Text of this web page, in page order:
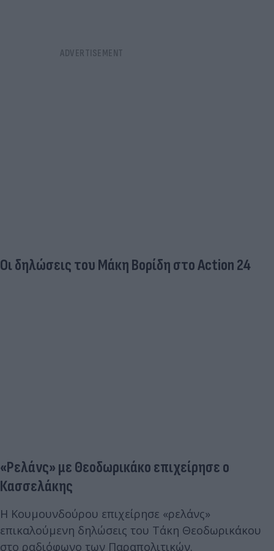
Οι δηλώσεις του Μάκη Βορίδη στο Action 24
«Ρελάνς» με Θεοδωρικάκο επιχείρησε ο
Κασσελάκης
Η Κουμουνδούρου επιχείρησε «ρελάνς»
επικαλούμενη δηλώσεις του Τάκη Θεοδωρικάκου
στο ραδιόφωνο των Παραπολιτικών.